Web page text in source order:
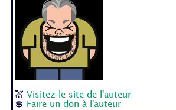
💒 Visitez le site de l'auteur
💲
Faire un don à l'auteur